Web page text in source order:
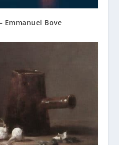
Emmanuel Bove